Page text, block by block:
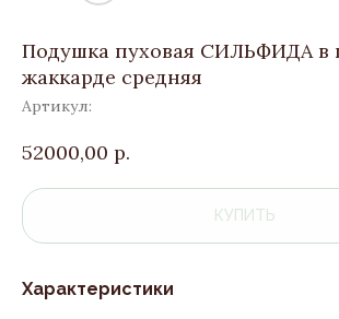
Подушка пуховая СИЛЬФИДА в
жаккарде средняя
Артикул:
52000,00 р.
КУПИТЬ
Характеристики